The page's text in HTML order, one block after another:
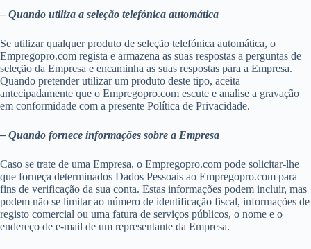
– Quando utiliza a seleção telefónica automática
Se utilizar qualquer produto de seleção telefónica automática, o
Empregopro.com regista e armazena as suas respostas a perguntas de
seleção da Empresa e encaminha as suas respostas para a Empresa.
Quando pretender utilizar um produto deste tipo, aceita
antecipadamente que o Empregopro.com escute e analise a gravação
em conformidade com a presente Política de Privacidade.
– Quando fornece informações sobre a Empresa
Caso se trate de uma Empresa, o Empregopro.com pode solicitar-lhe
que forneça determinados Dados Pessoais ao Empregopro.com para
fins de verificação da sua conta. Estas informações podem incluir, mas
podem não se limitar ao número de identificação fiscal, informações de
registo comercial ou uma fatura de serviços públicos, o nome e o
endereço de e-mail de um representante da Empresa.